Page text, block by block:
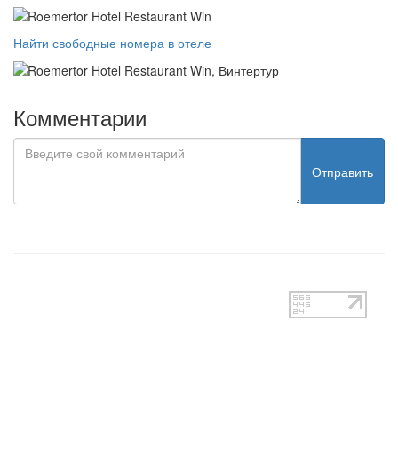
Найти свободные номера в отеле
Комментарии
Отправить